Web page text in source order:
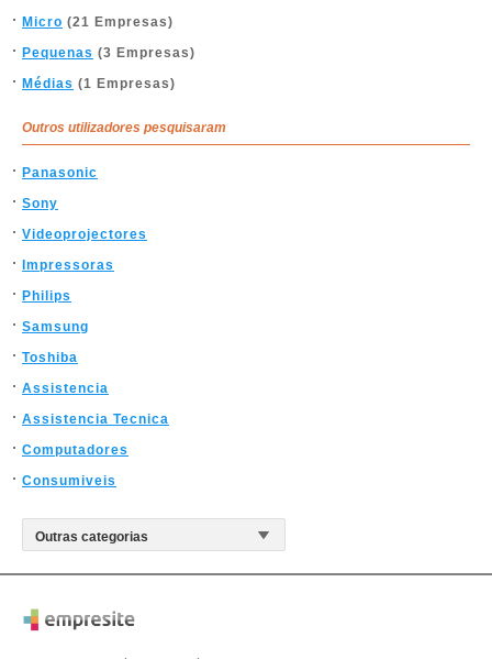
Micro (21 Empresas)
Pequenas (3 Empresas)
Médias (1 Empresas)
Outros utilizadores pesquisaram
Panasonic
Sony
Videoprojectores
Impressoras
Philips
Samsung
Toshiba
Assistencia
Assistencia Tecnica
Computadores
Consumiveis